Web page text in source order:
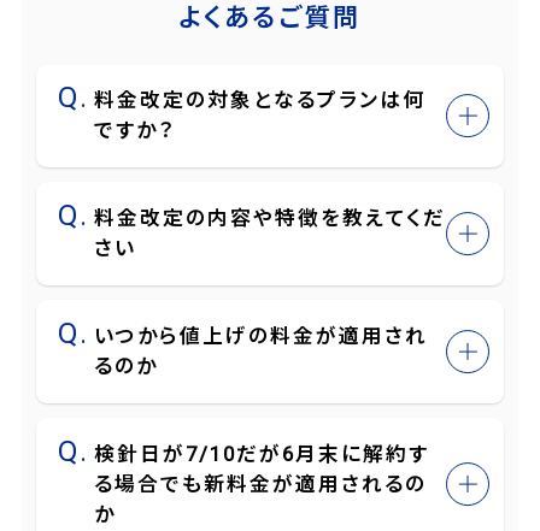
よくあるご質問
料金改定の対象となるプランは何
ですか？
料金改定の内容や特徴を教えてくだ
さい
いつから値上げの料金が適用され
るのか
検針日が7/10だが6月末に解約す
る場合でも新料金が適用されるの
か